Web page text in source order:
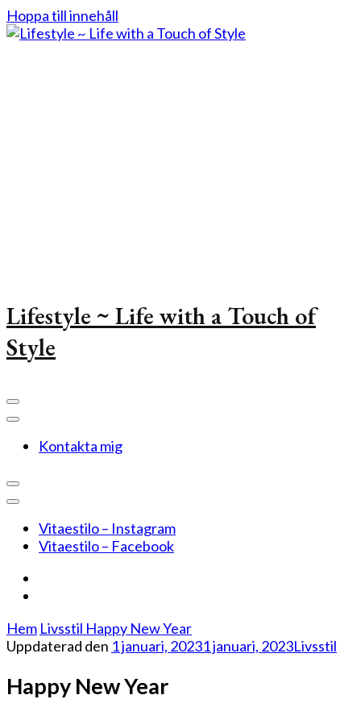
Hoppa till innehåll
Lifestyle ~ Life with a Touch of
Style
Kontakta mig
Vitaestilo – Instagram
Vitaestilo – Facebook
Hem Livsstil Happy New Year
Uppdaterad den 1 januari, 20231 januari, 2023Livsstil
Happy New Year